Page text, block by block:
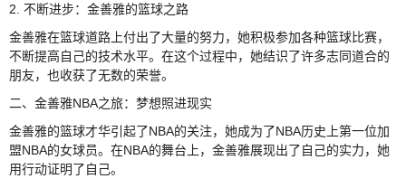
2. 不断进步：金善雅的篮球之路
金善雅在篮球道路上付出了大量的努力，她积极参加各种篮球比赛，
不断提高自己的技术水平。在这个过程中，她结识了许多志同道合的
朋友，也收获了无数的荣誉。
二、金善雅NBA之旅：梦想照进现实
金善雅的篮球才华引起了NBA的关注，她成为了NBA历史上第一位加
盟NBA的女球员。在NBA的舞台上，金善雅展现出了自己的实力，她
用行动证明了自己。